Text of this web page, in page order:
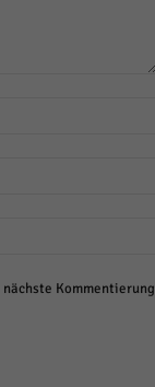
Kommentierung